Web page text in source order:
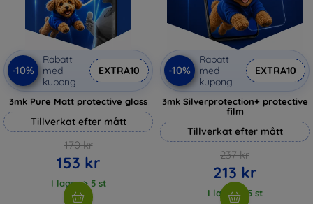
-10%
Rabatt
med
kupong
EXTRA10
3mk Pure Matt protective glass
Tillverkat efter mått
170 kr
153 kr
I lager > 5 st
-10%
Rabatt
med
kupong
EXTRA10
3mk Silverprotection+ protective
film
Tillverkat efter mått
237 kr
213 kr
I lager > 5 st